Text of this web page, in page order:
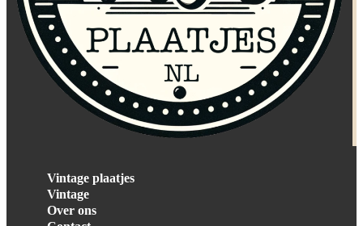
Vintage plaatjes
Vintage
Over ons